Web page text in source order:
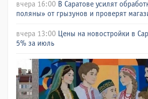
вчера 16:00 В Саратове усилят
поляны» от грызунов и проверят
вчера 13:00 Цены на новостройки в
5% за июль